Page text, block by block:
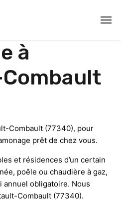
à
Combault (77340), pour
prêt de chez vous.
et résidences d’un certain
poêle ou chaudière à gaz,
annuel obligatoire. Nous
Combault (77340).